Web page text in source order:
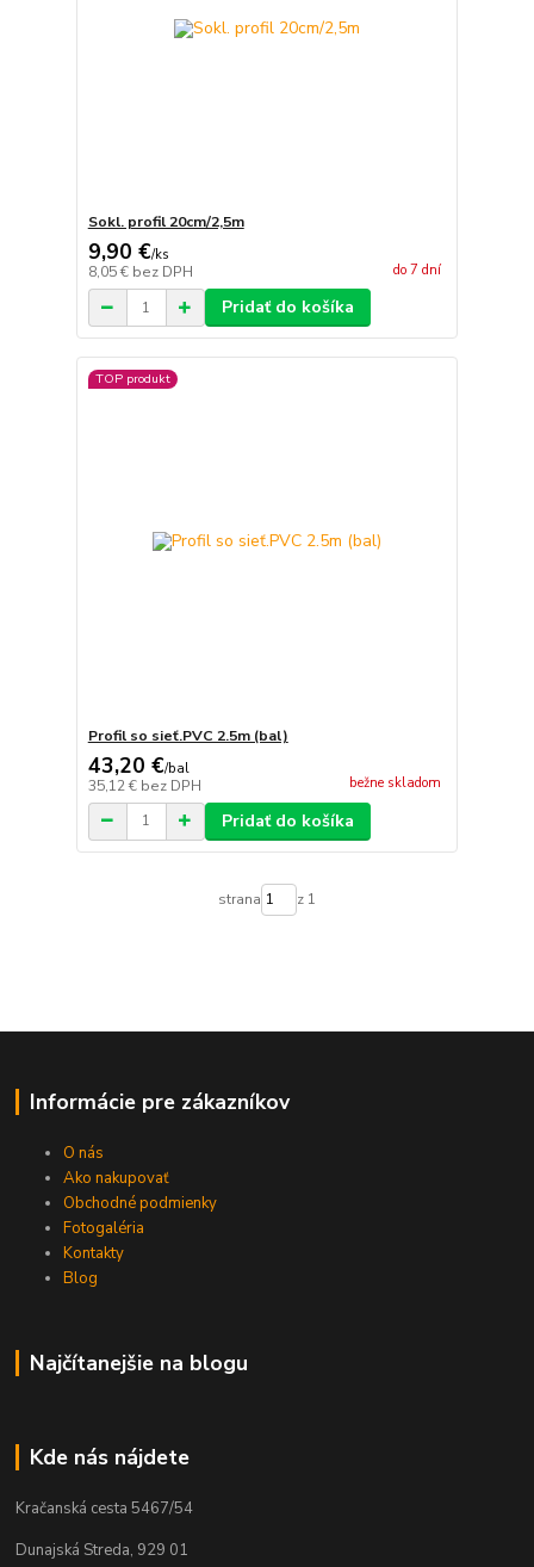
Sokl. profil 20cm/2,5m
9,90 €/ks
8,05 € bez DPH do 7 dní
Pridať do košíka
TOP produkt
Profil so sieť.PVC 2.5m (bal)
43,20 €/bal
35,12 € bez DPH bežne skladom
Pridať do košíka
strana z 1
Informácie pre zákazníkov
O nás
Ako nakupovať
Obchodné podmienky
Fotogaléria
Kontakty
Blog
Najčítanejšie na blogu
Kde nás nájdete
Kračanská cesta 5467/54
Dunajská Streda, 929 01